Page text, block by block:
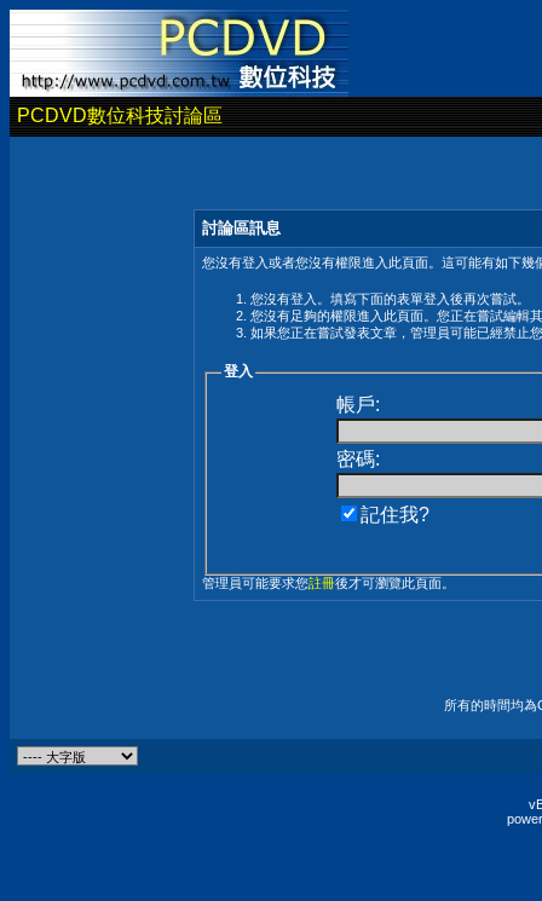
PCDVD數位科技討論區
討論區訊息
您沒有登入或者您沒有權限進入此頁面。這可能有如下幾
您沒有登入。填寫下面的表單登入後再次嘗試。
您沒有足夠的權限進入此頁面。您正在嘗試編輯
如果您正在嘗試發表文章，管理員可能已經禁止
登入
帳戶:
密碼:
記住我?
管理員可能要求您註冊後才可瀏覽此頁面。
所有的時間均為